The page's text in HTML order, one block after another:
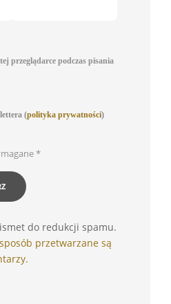
przeglądarce podczas pisania
(polityka prywatności)
*
do redukcji spamu.
przetwarzane są